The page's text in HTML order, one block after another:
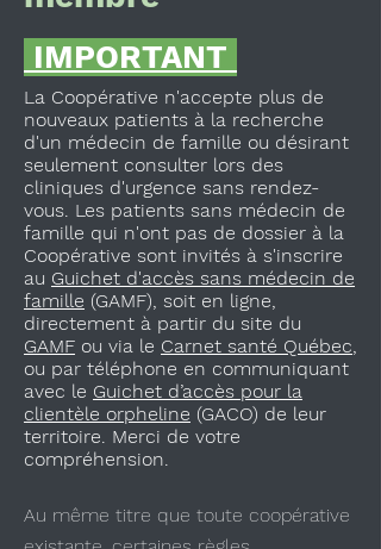
IMPORTANT
La Coopérative n'accepte plus de
nouveaux patients à la recherche
d'un médecin de famille ou désirant
seulement consulter lors des
cliniques d'urgence sans rendez-
vous. Les patients sans médecin de
famille qui n'ont pas de dossier à la
Coopérative sont invités à s'inscrire
au Guichet d'accès sans médecin de
famille (GAMF), soit en ligne,
directement à partir du site du
GAMF ou via le Carnet santé Québec,
ou par téléphone en communiquant
avec le Guichet d’accès pour la
clientèle orpheline (GACO) de leur
territoire. Merci de votre
compréhension.
Au même titre que toute coopérative